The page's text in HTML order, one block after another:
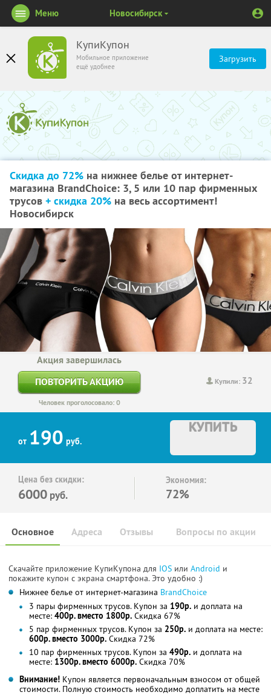
КупиКупон
Мобильное приложение
ещё удобнее
Загрузить
Меню Новосибирск
Скидка до 72% на нижнее белье от интернет-
магазина BrandChoice: 3, 5 или 10 пар фирменных
трусов + скидка 20% на весь ассортимент!
Новосибирск
Купили: 32
Акция завершилась
ПОВТОРИТЬ АКЦИЮ
Человек проголосовало: 0
от 190 руб.
КУПИТЬ
Цена без скидки:
6000 руб.
Экономия:
72%
Основное Отзывы Вопросы по акции
Адреса
Скачайте приложение КупиКупона для IOS или Android и
покажите купон с экрана смартфона. Это удобно :)
Нижнее белье от интернет-магазина BrandChoice
3 пары фирменных трусов. Купон за 190р. и доплата на
месте: 400р. вместо 1800р. Скидка 67%
5 пар фирменных трусов. Купон за 250р. и доплата на месте:
600р. вместо 3000р. Скидка 72%
10 пар фирменных трусов. Купон за 490р. и доплата на
месте: 1300р. вместо 6000р. Скидка 70%
Внимание! Купон является первоначальным взносом от общей
стоимости. Полную стоимость необходимо доплатить на месте